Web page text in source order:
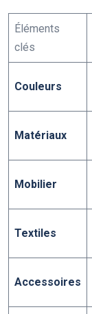
Éléments
clés
Couleurs
Matériaux
Mobilier
Textiles
Accessoires